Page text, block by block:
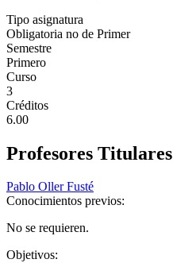
Tipo asignatura
Obligatoria no de Primer
Semestre
Primero
Curso
3
Créditos
6.00
Profesores Titulares
Pablo Oller Fusté
Conocimientos previos:
No se requieren.
Objetivos: